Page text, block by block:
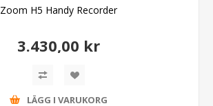
Zoom H5 Handy Recorder
3.430,00 kr
LÄGG I VARUKORG